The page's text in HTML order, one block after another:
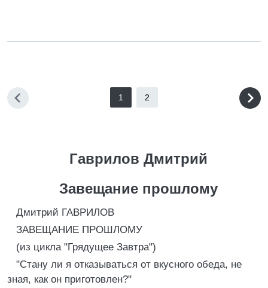
1 2
Гаврилов Дмитрий
Завещание прошлому
Дмитрий ГАВРИЛОВ
ЗАВЕЩАНИЕ ПРОШЛОМУ
(из цикла "Грядущее Завтра")
"Стану ли я отказываться от вкусного обеда, не
зная, как он приготовлен?"